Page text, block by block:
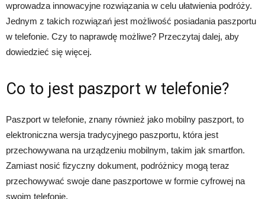
wprowadza innowacyjne rozwiązania w celu ułatwienia podróży.
Jednym z takich rozwiązań jest możliwość posiadania paszportu
w telefonie. Czy to naprawdę możliwe? Przeczytaj dalej, aby
dowiedzieć się więcej.
Co to jest paszport w telefonie?
Paszport w telefonie, znany również jako mobilny paszport, to
elektroniczna wersja tradycyjnego paszportu, która jest
przechowywana na urządzeniu mobilnym, takim jak smartfon.
Zamiast nosić fizyczny dokument, podróżnicy mogą teraz
przechowywać swoje dane paszportowe w formie cyfrowej na
swoim telefonie.